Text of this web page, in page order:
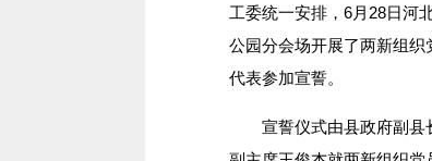
工委统一安排，6月28日河
公园分会场开展了两新组织
代表参加宣誓。
宣誓仪式由县政府副县